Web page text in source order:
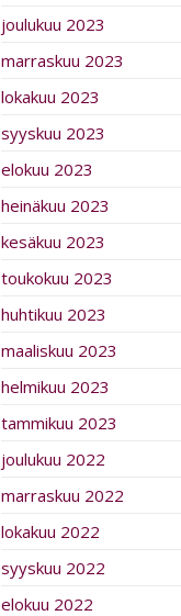
joulukuu 2023
marraskuu 2023
lokakuu 2023
syyskuu 2023
elokuu 2023
heinäkuu 2023
kesäkuu 2023
toukokuu 2023
huhtikuu 2023
maaliskuu 2023
helmikuu 2023
tammikuu 2023
joulukuu 2022
marraskuu 2022
lokakuu 2022
syyskuu 2022
elokuu 2022